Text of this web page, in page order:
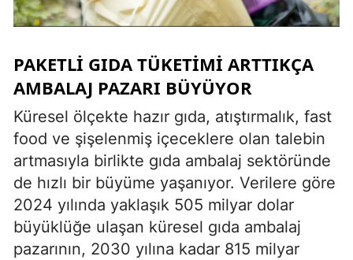
PAKETLI GIDA TÜKETIMI ARTTIKÇA
AMBALAJ PAZARI BÜYÜYOR
Küresel ölçekte hazır gıda, atıştırmalık, fast
food ve şişelenmiş içeceklere olan talebin
artmasıyla birlikte gıda ambalaj sektöründe
de hızlı bir büyüme yaşanıyor. Verilere göre
2024 yılında yaklaşık 505 milyar dolar
büyüklüğe ulaşan küresel gıda ambalaj
pazarının, 2030 yılına kadar 815 milyar